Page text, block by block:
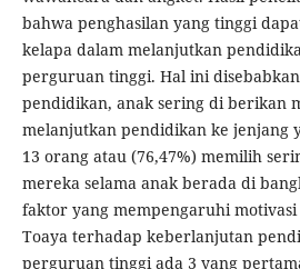
bahwa penghasilan yang tinggi
kelapa dalam melanjutkan
perguruan tinggi. Hal ini
pendidikan, anak sering di berikan
melanjutkan pendidikan ke jenjang
13 orang atau (76,47%) memilih
mereka selama anak berada di
faktor yang mempengaruhi
Toaya terhadap keberlanjutan
perguruan tinggi ada 3 yang